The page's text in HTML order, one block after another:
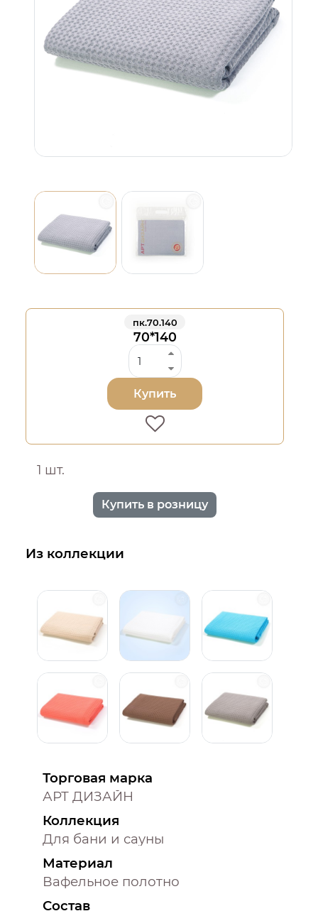
пк.70.140
70*140
Купить
1 шт.
Купить в розницу
Из коллекции
Торговая марка
АРТ ДИЗАЙН
Коллекция
Для бани и сауны
Материал
Вафельное полотно
Состав